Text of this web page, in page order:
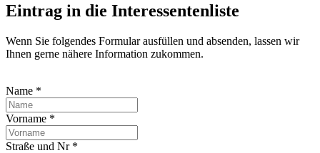
Eintrag in die Interessentenliste
Wenn Sie folgendes Formular ausfüllen und absenden, lassen wir
Ihnen gerne nähere Information zukommen.
Name *
Vorname *
Straße und Nr *